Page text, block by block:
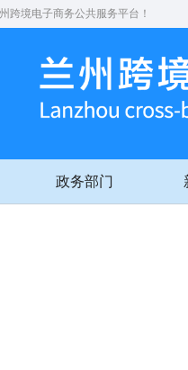
跨境电子商务公共服务平台！
政务部门